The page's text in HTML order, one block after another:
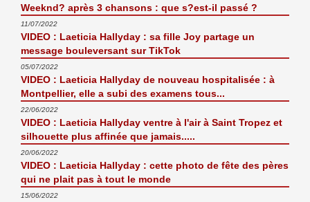
Weeknd? après 3 chansons : que s?est-il passé ?
11/07/2022
VIDEO : Laeticia Hallyday : sa fille Joy partage un
message bouleversant sur TikTok
05/07/2022
VIDEO : Laeticia Hallyday de nouveau hospitalisée : à
Montpellier, elle a subi des examens tous...
22/06/2022
VIDEO : Laeticia Hallyday ventre à l'air à Saint Tropez et
silhouette plus affinée que jamais.....
20/06/2022
VIDEO : Laeticia Hallyday : cette photo de fête des pères
qui ne plait pas à tout le monde
15/06/2022